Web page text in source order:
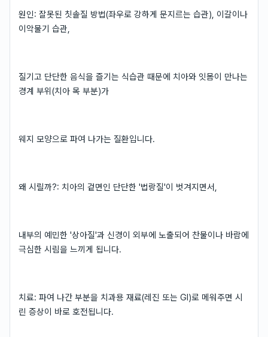
원인: 잘못된 칫솔질 방법(좌우로 강하게 문지르는 습관), 이갈이나
이악물기 습관,
질기고 단단한 음식을 즐기는 식습관 때문에 치아와 잇몸이 만나는
경계 부위(치아 목 부분)가
웨지 모양으로 파여 나가는 질환입니다.
왜 시릴까?: 치아의 겉면인 단단한 '법랑질'이 벗겨지면서,
내부의 예민한 '상아질'과 신경이 외부에 노출되어 찬물이나 바람에
극심한 시림을 느끼게 됩니다.
치료: 파여 나간 부분을 치과용 재료(레진 또는 GI)로 메워주면 시
린 증상이 바로 호전됩니다.